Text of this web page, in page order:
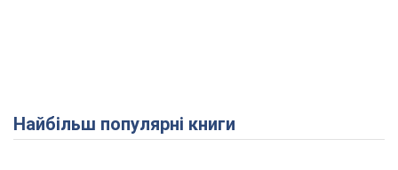
Найбільш популярні книги